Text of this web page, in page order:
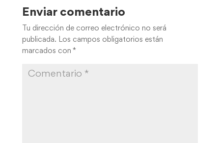
Enviar comentario
Tu dirección de correo electrónico no será
publicada.
Los campos obligatorios están
marcados con *